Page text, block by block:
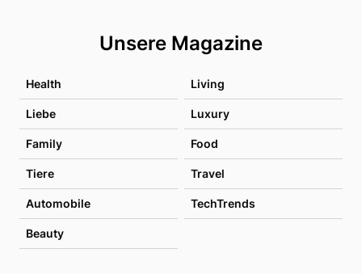
Unsere Magazine
Health Living
Liebe Luxury
Family Food
Tiere Travel
Automobile TechTrends
Beauty